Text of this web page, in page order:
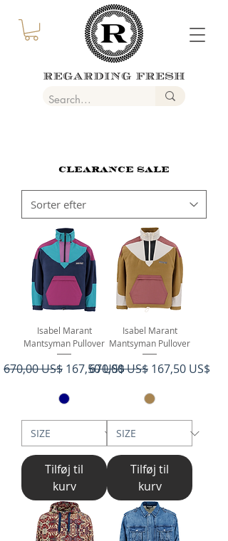
CLEARANCE SALE
Isabel Marant
Mantsyman Pullover
Regulær pris
670,00 US$ Salgspris
167,50 US$
Tilføj til
kurv
Isabel Marant
Mantsyman Pullover
Regulær pris
670,00 US$ Salgspris
167,50 US$
Tilføj til
kurv